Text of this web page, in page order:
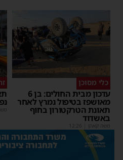
כלי מסוכן
עדכון מבית החולים: בן 6
מאושפז בטיפול נמרץ לאחר
תאונת הטרקטורון בחוף
באשדוד
משה קאהן 12:26